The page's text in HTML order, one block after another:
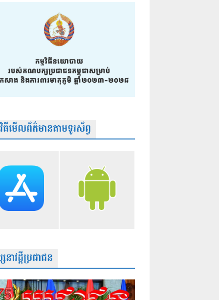
ធីមើលព័ត៌មានតាមទូរស័ព្វ
ាវដ្តីប្រជាជន